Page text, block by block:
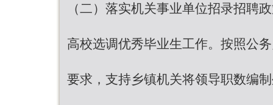
（二）落实机关事业单位招录招聘
高校选调优秀毕业生工作。按照公
要求，支持乡镇机关将领导职数编